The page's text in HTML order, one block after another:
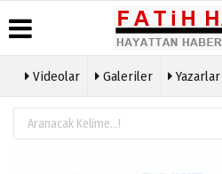
Haber
Arşivi
Biyografiler
Videolar Galeriler Yazarlar